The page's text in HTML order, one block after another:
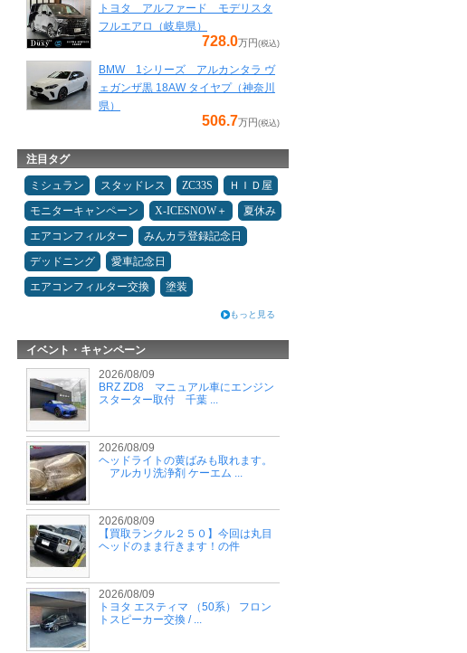
トヨタ アルファード モデリスタ
フルエアロ（岐阜県）
728.0万円(税込)
BMW 1シリーズ アルカンタラ ヴ
ェガンザ黒 18AW タイヤプ（神奈川
県）
506.7万円(税込)
注目タグ
ミシュラン スタッドレス ZC33S
ＨＩＤ屋
モニターキャンペーン
X-ICESNOW＋
夏休み
エアコンフィルター
みんカラ登録記念日
デッドニング
愛車記念日
エアコンフィルター交換
塗装
もっと見る
イベント・キャンペーン
2026/08/09
BRZ ZD8 マニュアル車にエンジン
スターター取付 千葉 ...
2026/08/09
ヘッドライトの黄ばみも取れます。
アルカリ洗浄剤 ケーエム ...
2026/08/09
【買取ランクル２５０】今回は丸目
ヘッドのまま行きます！の件
2026/08/09
トヨタ エスティマ （50系） フロン
トスピーカー交換 / ...